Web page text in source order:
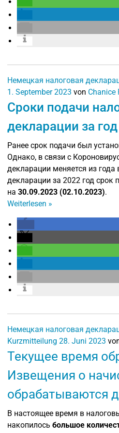
Немецкая налоговая
1. September 2023 von Chanice
Сроки подачи
декларации за
Ранее срок подачи был
Однако, в связи с
декларации меняется из года
декларации за 2022 год срок
на 30.09.2023 (02.10.2023).
Weiterlesen »
Немецкая налоговая
Kurzmitteilung 28. Juni 2023
Текущее время
Извещения о
обрабатываются
В настоящее время в
накопилось большое